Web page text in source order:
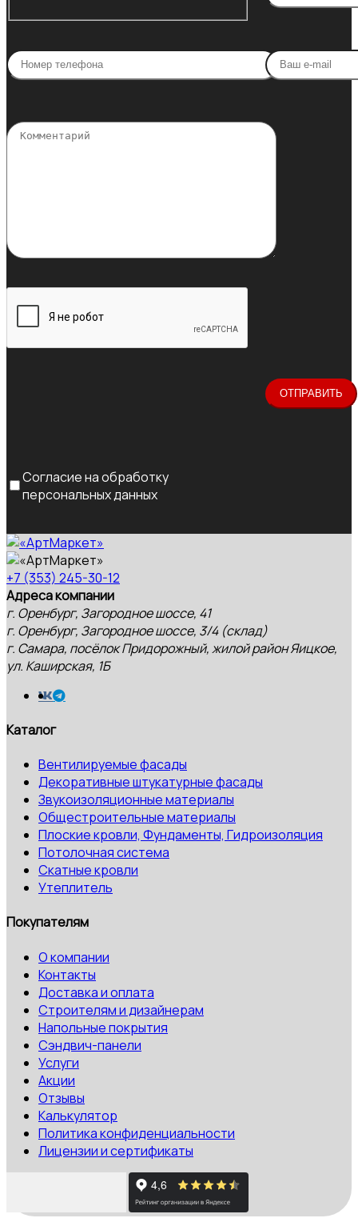
Согласие на обработку
персональных данных
+7 (353) 245-30-12
Адреса компании
г. Оренбург, Загородное шоссе, 41
г. Оренбург, Загородное шоссе, 3/4 (склад)
г. Самара, посёлок Придорожный, жилой район Яицкое,
ул. Каширская, 1Б
Каталог
Вентилируемые фасады
Декоративные штукатурные фасады
Звукоизоляционные материалы
Общестроительные материалы
Плоские кровли, Фундаменты, Гидроизоляция
Потолочная система
Скатные кровли
Утеплитель
Покупателям
О компании
Контакты
Доставка и оплата
Строителям и дизайнерам
Напольные покрытия
Сэндвич-панели
Услуги
Акции
Отзывы
Калькулятор
Политика конфиденциальности
Лицензии и сертификаты